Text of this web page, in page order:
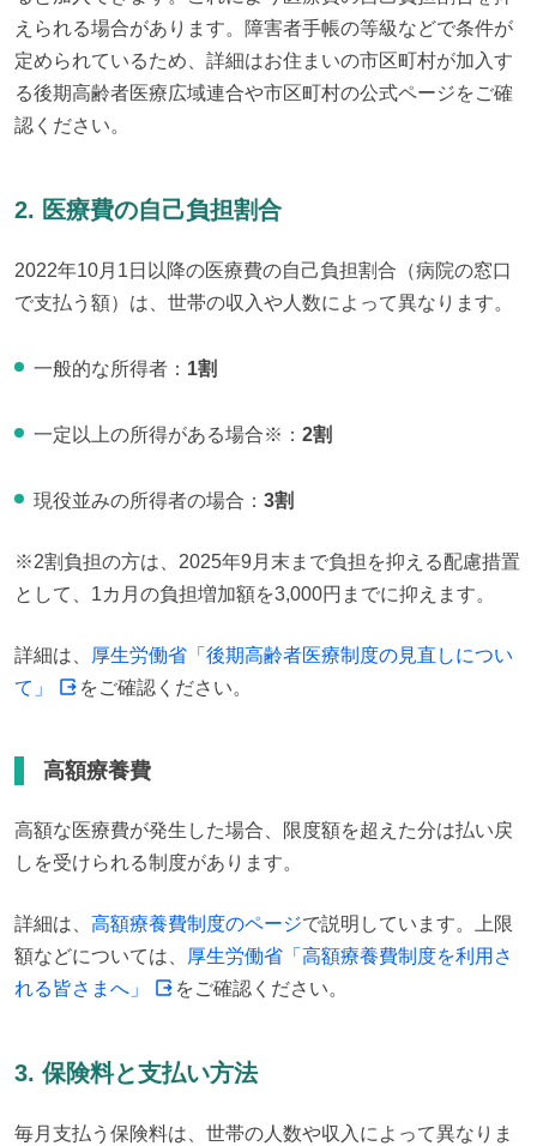
えられる場合があります。障害者手帳の等級などで条件が
定められているため、詳細はお住まいの市区町村が加入す
る後期高齢者医療広域連合や市区町村の公式ページをご確
認ください。
2. 医療費の自己負担割合
2022年10月1日以降の医療費の自己負担割合（病院の窓口
で支払う額）は、世帯の収入や人数によって異なります。
一般的な所得者： 1割
一定以上の所得がある場合※： 2割
現役並みの所得者の場合： 3割
※2割負担の方は、2025年9月末まで負担を抑える配慮措置
として、1カ月の負担増加額を3,000円までに抑えます。
詳細は、
厚生労働省「後期高齢者医療制度の見直しについ
て」
をご確認ください。
高額療養費
高額な医療費が発生した場合、限度額を超えた分は払い戻
しを受けられる制度があります。
詳細は、 高額療養費制度のページで説明しています。上限
額などについては、
厚生労働省「高額療養費制度を利用さ
れる皆さまへ」
をご確認ください。
3. 保険料と支払い方法
毎月支払う保険料は、世帯の人数や収入によって異なりま